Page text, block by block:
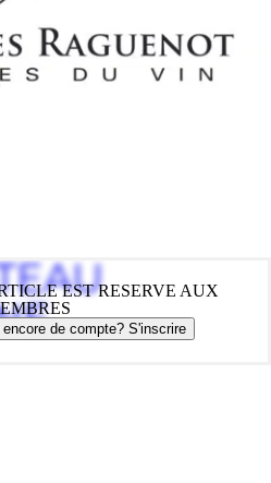
EST RESERVE AUX
encore de compte? S'inscrire